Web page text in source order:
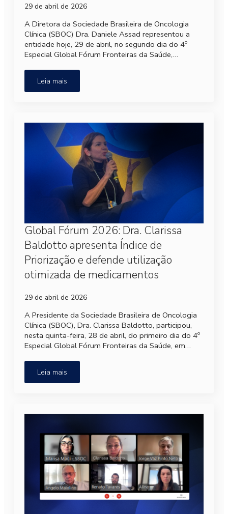
29 de abril de 2026
A Diretora da Sociedade Brasileira de Oncologia
Clínica (SBOC) Dra. Daniele Assad representou a
entidade hoje, 29 de abril, no segundo dia do 4º
Especial Global Fórum Fronteiras da Saúde,…
Leia mais
Global Fórum 2026: Dra. Clarissa
Baldotto apresenta Índice de
Priorização e defende utilização
otimizada de medicamentos
29 de abril de 2026
A Presidente da Sociedade Brasileira de Oncologia
Clínica (SBOC), Dra. Clarissa Baldotto, participou,
nesta quinta-feira, 28 de abril, do primeiro dia do 4º
Especial Global Fórum Fronteiras da Saúde, em…
Leia mais